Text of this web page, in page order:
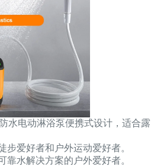
水电动淋浴泵便携式设计，适合露
步爱好者和户外运动爱好者。
靠水解决方案的户外爱好者。